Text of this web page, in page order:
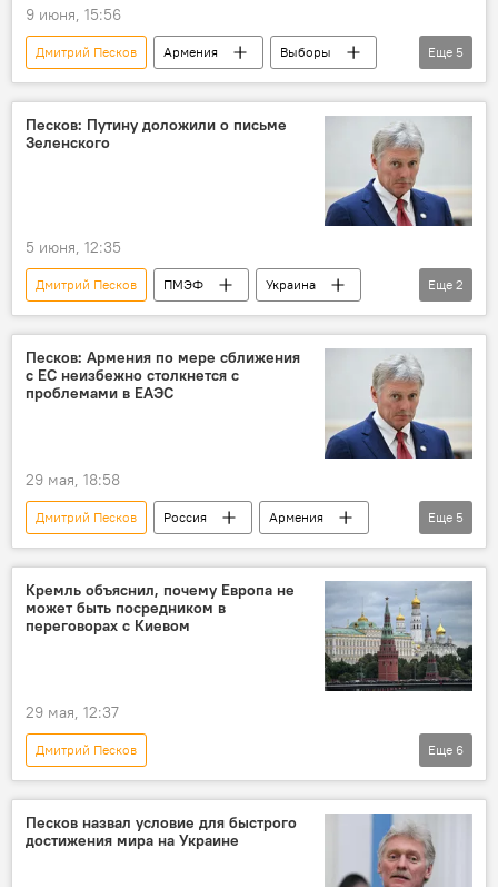
9 июня, 15:56
Дмитрий Песков Армения
Выборы
Никол Пашинян
Республика
Владимир Путин
Еще 5
Песков: Путину доложили о письме
Зеленского
5 июня, 12:35
Дмитрий Песков ПМЭФ
Украина
Переговоры
Послание
Еще 2
Песков: Армения по мере сближения
с ЕС неизбежно столкнется с
проблемами в ЕАЭС
29 мая, 18:58
Дмитрий Песков Россия
Армения
Ереван
ЕС
Москва
Никол Пашинян
Владимир Путин
Еще 5
Кремль объяснил, почему Европа не
может быть посредником в
переговорах с Киевом
29 мая, 12:37
Дмитрий Песков
Спецоперация России по защите Донбасса
Новости мира
Новости
Украина
Россия
Европа
Еще 6
Песков назвал условие для быстрого
достижения мира на Украине